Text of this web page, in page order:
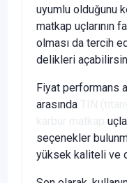
uyumlu olduğunu
matkap uçlarının
olması da tercih
delikleri
Fiyat performans
arasında
seçenekler
yüksek kaliteli ve